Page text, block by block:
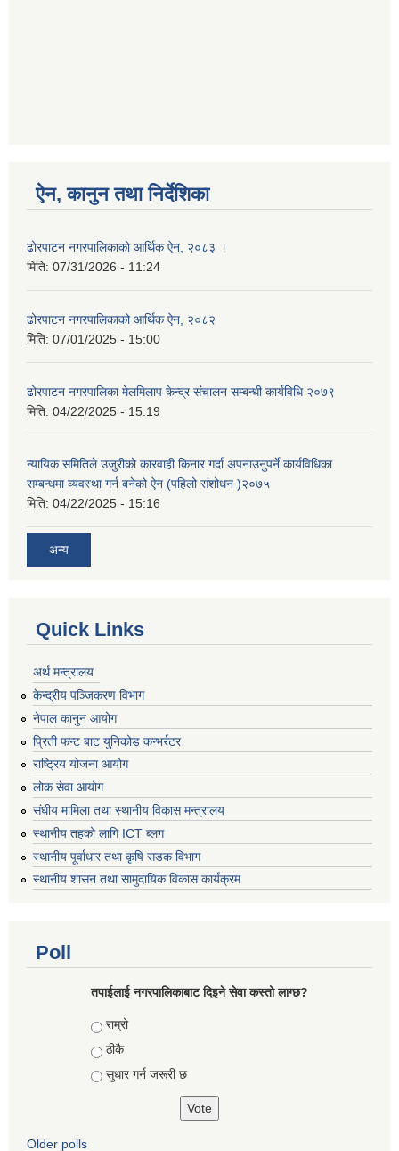
ऐन, कानुन तथा निर्देशिका
ढोरपाटन नगरपालिकाको आर्थिक ऐन, २०८३ ।
मिति: 07/31/2026 - 11:24
ढोरपाटन नगरपालिकाको आर्थिक ऐन, २०८२
मिति: 07/01/2025 - 15:00
ढोरपाटन नगरपालिका मेलमिलाप केन्द्र संचालन सम्बन्धी कार्यविधि २०७९
मिति: 04/22/2025 - 15:19
न्यायिक समितिले उजुरीको कारवाही किनार गर्दा अपनाउनुपर्ने कार्यविधिका
सम्बन्धमा व्यवस्था गर्न बनेको ऐन (पहिलो संशोधन )२०७५
मिति: 04/22/2025 - 15:16
अन्य
Quick Links
अर्थ मन्त्रालय
केन्द्रीय पञ्जिकरण विभाग
नेपाल कानुन आयोग
प्रिती फन्ट बाट युनिकोड कन्भर्रटर
राष्ट्रिय योजना आयोग
लोक सेवा आयोग
संघीय मामिला तथा स्थानीय विकास मन्त्रालय
स्थानीय तहको लागि ICT ब्लग
स्थानीय पूर्वाधार तथा कृषि सडक विभाग
स्थानीय शासन तथा सामुदायिक विकास कार्यक्रम
Poll
तपाईलाई नगरपालिकाबाट दिइने सेवा कस्तो लाग्छ?
Choices
राम्रो
ठीकै
सुधार गर्न जरूरी छ
Older polls